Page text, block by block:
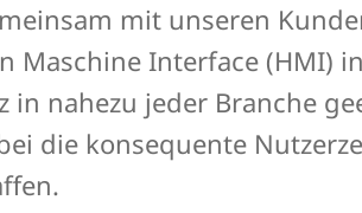
mit unseren
Maschine Interface (HMI)
nahezu jeder Branche
die konsequente